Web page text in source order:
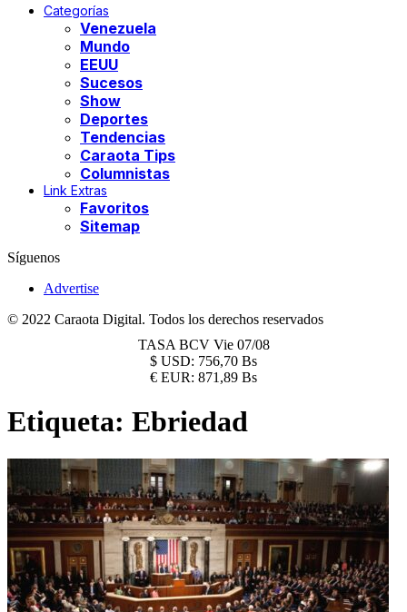
Categorías
Venezuela
Mundo
EEUU
Sucesos
Show
Deportes
Tendencias
Caraota Tips
Columnistas
Link Extras
Favoritos
Sitemap
Síguenos
Advertise
© 2022 Caraota Digital. Todos los derechos reservados
TASA BCV Vie 07/08
$ USD: 756,70 Bs
€ EUR: 871,89 Bs
Etiqueta: Ebriedad